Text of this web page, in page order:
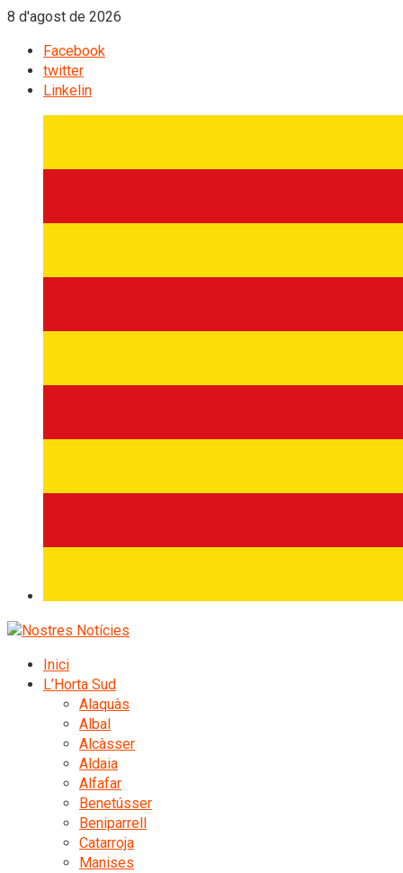
8 d'agost de 2026
Facebook
twitter
Linkelin
Inici
L’Horta Sud
Alaquàs
Albal
Alcàsser
Aldaia
Alfafar
Benetússer
Beniparrell
Catarroja
Manises